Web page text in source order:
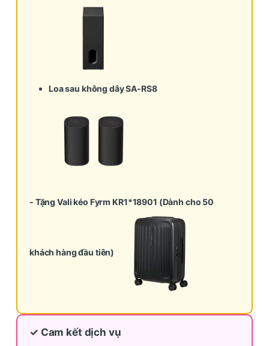
Loa sau không dây SA-RS8
- Tặng Vali kéo Fyrm KR1*18901 (Dành cho 50
khách hàng đầu tiên)
✓ Cam kết dịch vụ